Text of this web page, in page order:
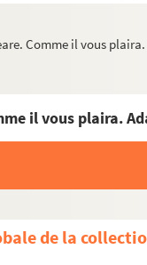
Comme il vous
il vous plaira.
de la